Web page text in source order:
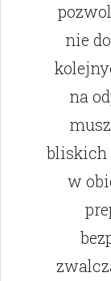
nie
na
bliskich
w